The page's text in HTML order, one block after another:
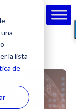
la lista
de